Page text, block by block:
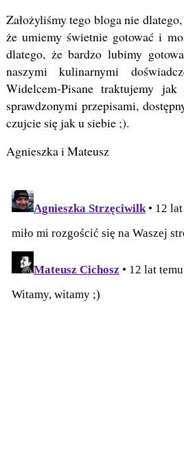
Założyliśmy tego bloga nie
że umiemy świetnie gotować i
dlatego, że bardzo lubimy
naszymi kulinarnymi
Widelcem-Pisane traktujemy
sprawdzonymi przepisami,
czujcie się jak u siebie ;).
Agnieszka i Mateusz